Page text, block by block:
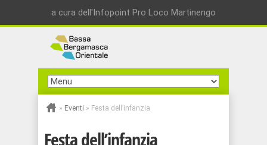
a cura dell'Infopoint Pro Loco Martinengo
» Eventi » Festa dell’infanzia
Festa dell’infanzia